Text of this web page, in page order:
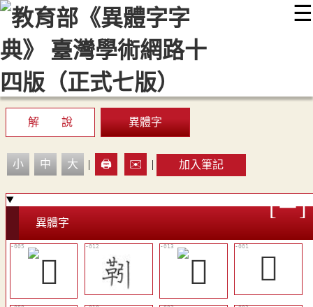
☰
::: 最新消息 常見問題 編輯說明
顯示模式
網站導覽
解 說 異體字
小 中 大 | 🖨️ ✉️ | 加入筆記
異體字
𩍟